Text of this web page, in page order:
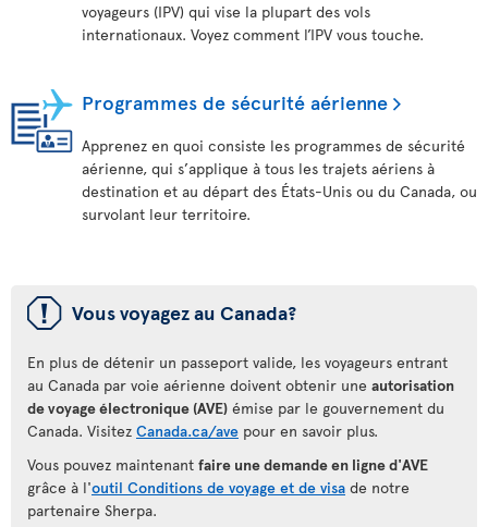
voyageurs (IPV) qui vise la plupart des vols
internationaux. Voyez comment l’IPV vous touche.
Programmes de sécurité aérienne
Apprenez en quoi consiste les programmes de sécurité
aérienne, qui s’applique à tous les trajets aériens à
destination et au départ des États-Unis ou du Canada, ou
survolant leur territoire.
ü Vous voyagez au Canada?
En plus de détenir un passeport valide, les voyageurs entrant
au Canada par voie aérienne doivent obtenir une autorisation
de voyage électronique (AVE) émise par le gouvernement du
Canada. Visitez Canada.ca/ave pour en savoir plus.
Vous pouvez maintenant faire une demande en ligne d'AVE
grâce à l'outil Conditions de voyage et de visa
partenaire Sherpa.